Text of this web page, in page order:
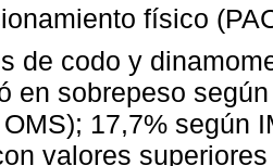
físico
de codo y
en sobrepeso
17,7% según
valores